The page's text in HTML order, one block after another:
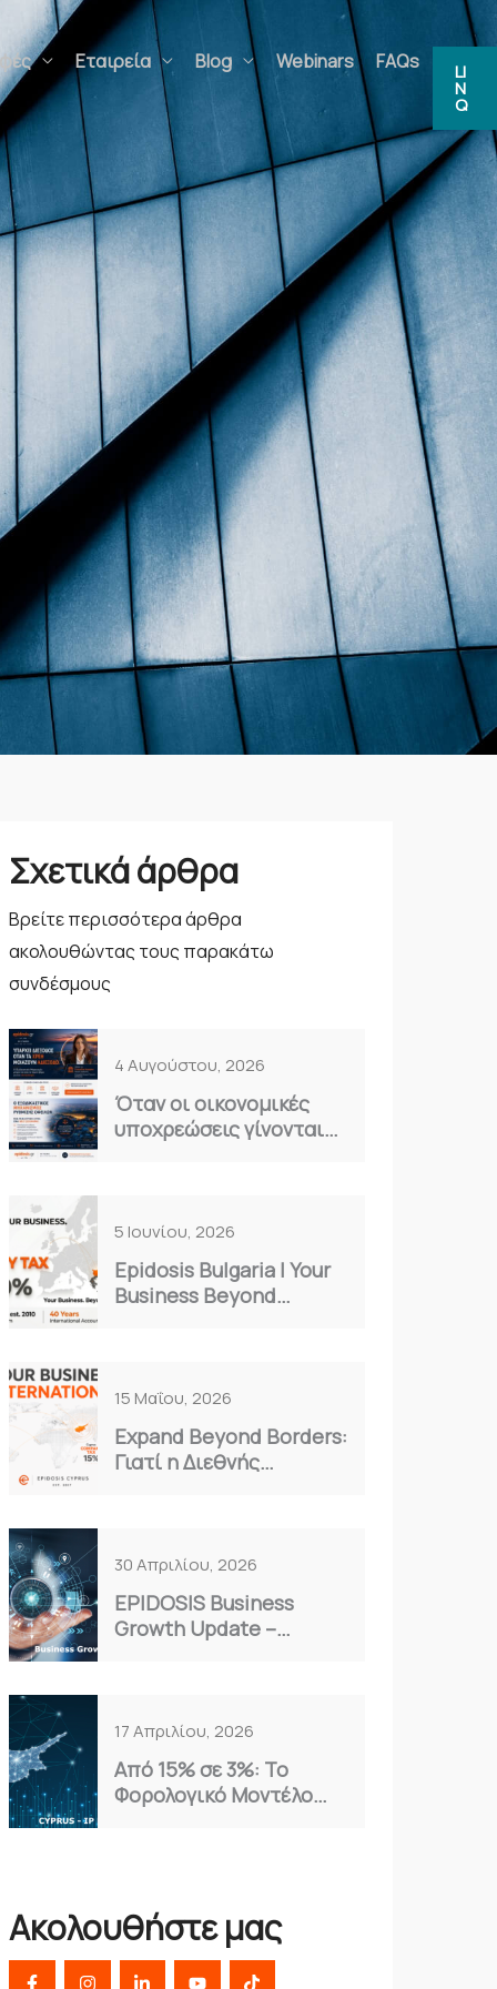
Εταιρεία Blog Webinars FAQs
LIN
Q
Σχετικά άρθρα
Βρείτε περισσότερα άρθρα
ακολουθώντας τους παρακάτω
συνδέσμους
4 Αυγούστου, 2026
Όταν οι οικονομικές
υποχρεώσεις γίνονται
5 Ιουνίου, 2026
Epidosis Bulgaria | Your
Business Beyond
15 Μαΐου, 2026
Expand Beyond Borders:
Γιατί η Διεθνής
30 Απριλίου, 2026
EPIDOSIS Business
Growth Update –
17 Απριλίου, 2026
Από 15% σε 3%: Το
Φορολογικό Μοντέλο
Ακολουθήστε μας
F I L Y T